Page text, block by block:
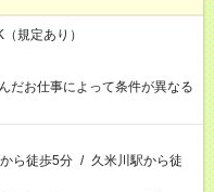
規定あり）
だお仕事によって条件が異なる
ら徒歩5分 / 久米川駅から徒